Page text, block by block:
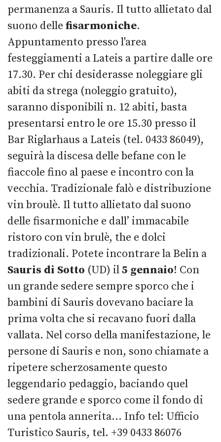
permanenza a Sauris. Il tutto allietato dal
suono delle fisarmoniche.
Appuntamento presso l'area
festeggiamenti a Lateis a partire dalle ore
17.30. Per chi desiderasse noleggiare gli
abiti da strega (noleggio gratuito),
saranno disponibili n. 12 abiti, basta
presentarsi entro le ore 15.30 presso il
Bar Riglarhaus a Lateis (tel. 0433 86049),
seguirà la discesa delle befane con le
fiaccole fino al paese e incontro con la
vecchia. Tradizionale falò e distribuzione
vin broulè. Il tutto allietato dal suono
delle fisarmoniche e dall’ immacabile
ristoro con vin brulè, the e dolci
tradizionali. Potete incontrare la Belin a
Sauris di Sotto (UD) il5 gennaio! Con
un grande sedere sempre sporco che i
bambini di Sauris dovevano baciare la
prima volta che si recavano fuori dalla
vallata. Nel corso della manifestazione, le
persone di Sauris e non, sono chiamate a
ripetere scherzosamente questo
leggendario pedaggio, baciando quel
sedere grande e sporco come il fondo di
una pentola annerita… Info tel: Ufficio
Turistico Sauris, tel. +39 0433 86076